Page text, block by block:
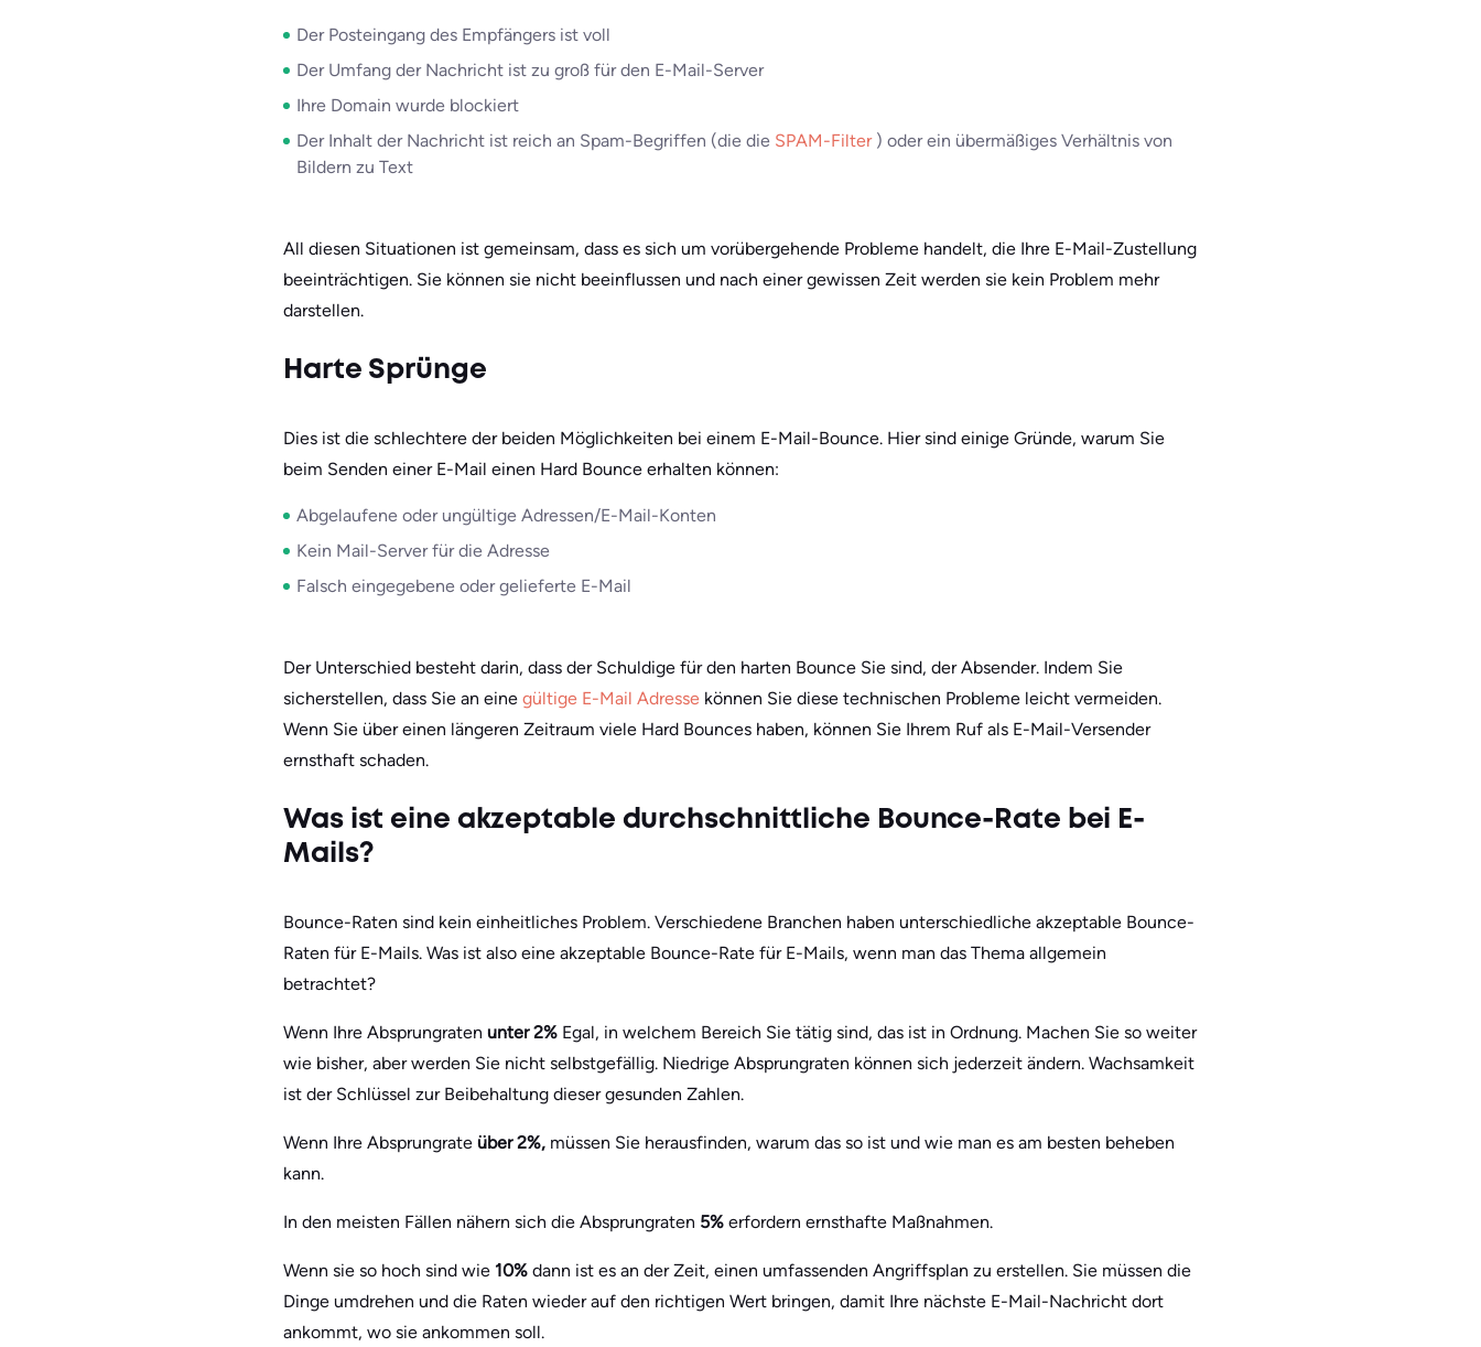
Der Posteingang des Empfängers ist voll
Der Umfang der Nachricht ist zu groß für den E-Mail-Server
Ihre Domain wurde blockiert
Der Inhalt der Nachricht ist reich an Spam-Begriffen (die die SPAM-Filter ) oder ein übermäßiges Verhältnis von
Bildern zu Text
All diesen Situationen ist gemeinsam, dass es sich um vorübergehende Probleme handelt, die Ihre E-Mail-Zustellung
beeinträchtigen. Sie können sie nicht beeinflussen und nach einer gewissen Zeit werden sie kein Problem mehr
darstellen.
Harte Sprünge
Dies ist die schlechtere der beiden Möglichkeiten bei einem E-Mail-Bounce. Hier sind einige Gründe, warum Sie
beim Senden einer E-Mail einen Hard Bounce erhalten können:
Abgelaufene oder ungültige Adressen/E-Mail-Konten
Kein Mail-Server für die Adresse
Falsch eingegebene oder gelieferte E-Mail
Der Unterschied besteht darin, dass der Schuldige für den harten Bounce Sie sind, der Absender. Indem Sie
sicherstellen, dass Sie an eine gültige E-Mail Adresse können Sie diese technischen Probleme leicht vermeiden.
Wenn Sie über einen längeren Zeitraum viele Hard Bounces haben, können Sie Ihrem Ruf als E-Mail-Versender
ernsthaft schaden.
Was ist eine akzeptable durchschnittliche Bounce-Rate bei E-
Mails?
Bounce-Raten sind kein einheitliches Problem. Verschiedene Branchen haben unterschiedliche akzeptable Bounce-
Raten für E-Mails. Was ist also eine akzeptable Bounce-Rate für E-Mails, wenn man das Thema allgemein
betrachtet?
Wenn Ihre Absprungraten unter 2% Egal, in welchem Bereich Sie tätig sind, das ist in Ordnung. Machen Sie so weiter
wie bisher, aber werden Sie nicht selbstgefällig. Niedrige Absprungraten können sich jederzeit ändern. Wachsamkeit
ist der Schlüssel zur Beibehaltung dieser gesunden Zahlen.
Wenn Ihre Absprungrate über 2%, müssen Sie herausfinden, warum das so ist und wie man es am besten beheben
kann.
In den meisten Fällen nähern sich die Absprungraten 5% erfordern ernsthafte Maßnahmen.
Wenn sie so hoch sind wie 10% dann ist es an der Zeit, einen umfassenden Angriffsplan zu erstellen. Sie müssen die
Dinge umdrehen und die Raten wieder auf den richtigen Wert bringen, damit Ihre nächste E-Mail-Nachricht dort
ankommt, wo sie ankommen soll.